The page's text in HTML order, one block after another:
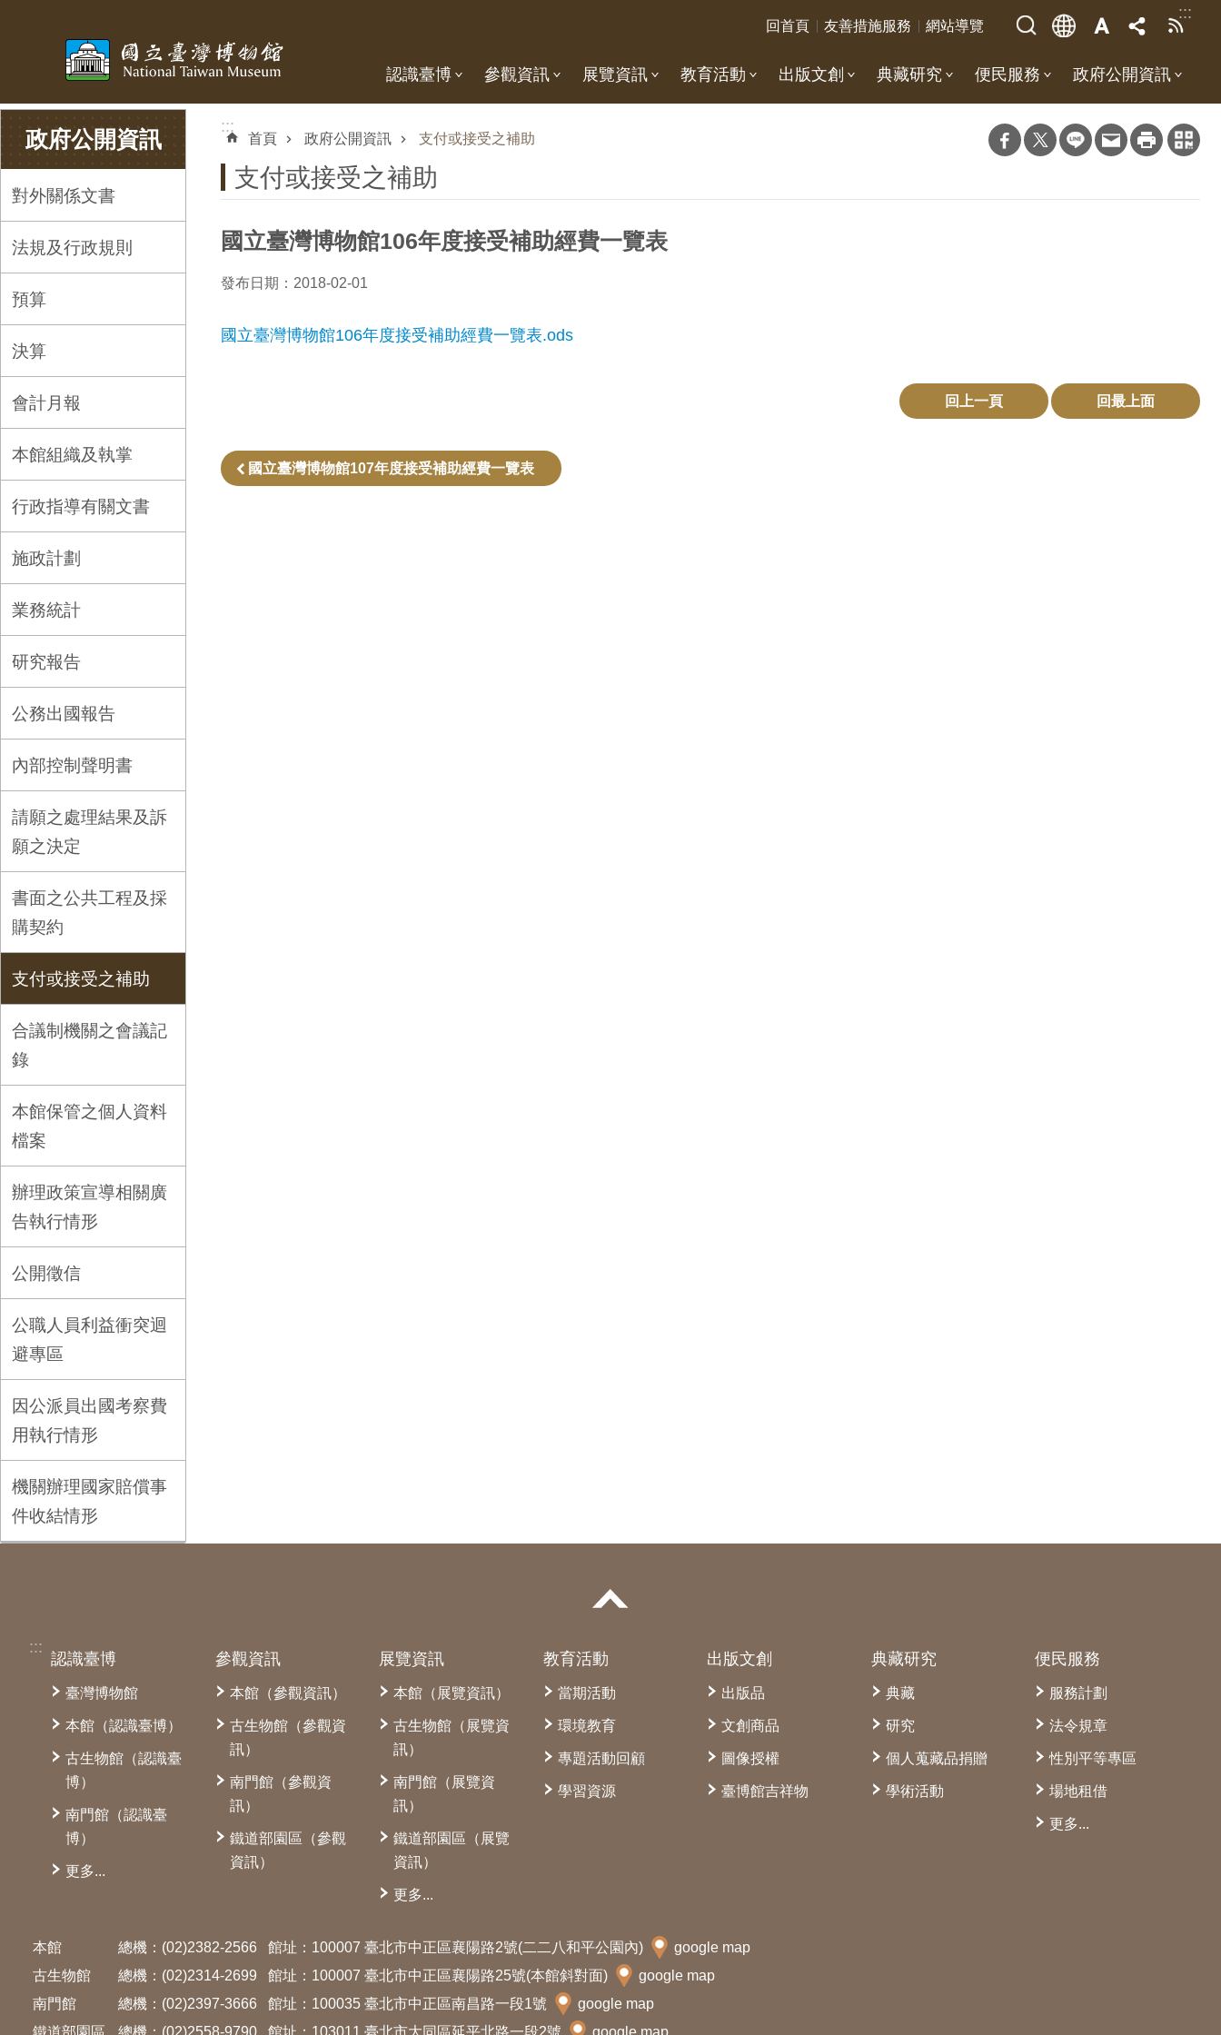
:::
回首頁 友善措施服務 網站導覽
認識臺博 參觀資訊 展覽資訊 教育活動 出版文創 典藏研究 便民服務 政府公開資訊
政府公開資訊
對外關係文書
法規及行政規則
預算
決算
會計月報
本館組織及執掌
行政指導有關文書
施政計劃
業務統計
研究報告
公務出國報告
內部控制聲明書
請願之處理結果及訴
願之決定
書面之公共工程及採
購契約
支付或接受之補助
合議制機關之會議記
錄
本館保管之個人資料
檔案
辦理政策宣導相關廣
告執行情形
公開徵信
公職人員利益衝突迴
避專區
因公派員出國考察費
用執行情形
機關辦理國家賠償事
件收結情形
:::
首頁 政府公開資訊 支付或接受之補助
支付或接受之補助
國立臺灣博物館106年度接受補助經費一覽表
發布日期：2018-02-01
國立臺灣博物館106年度接受補助經費一覽表.ods
回上一頁 回最上面
國立臺灣博物館107年度接受補助經費一覽表
:::
認識臺博
臺灣博物館
本館（認識臺博）
古生物館（認識臺
博）
南門館（認識臺
博）
更多...
參觀資訊
本館（參觀資訊）
古生物館（參觀資
訊）
南門館（參觀資
訊）
鐵道部園區（參觀
資訊）
展覽資訊
本館（展覽資訊）
古生物館（展覽資
訊）
南門館（展覽資
訊）
鐵道部園區（展覽
資訊）
更多...
教育活動
當期活動
環境教育
專題活動回顧
學習資源
出版文創
出版品
文創商品
圖像授權
臺博館吉祥物
典藏研究
典藏
研究
個人蒐藏品捐贈
學術活動
便民服務
服務計劃
法令規章
性別平等專區
場地租借
更多...
本館 總機：(02)2382-2566 館址：100007 臺北市中正區襄陽路2號(二二八和平公園內)
google map
古生物館
總機：(02)2314-2699 館址：100007 臺北市中正區襄陽路25號(本館斜對面)
google map
南門館
總機：(02)2397-3666 館址：100035 臺北市中正區南昌路一段1號
google map
鐵道部園區
總機：(02)2558-9790 館址：103011 臺北市大同區延平北路一段2號 google map